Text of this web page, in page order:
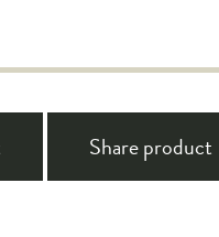
Share product